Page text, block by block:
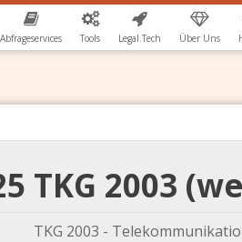
Abfrageservices Tools Legal.Tech Über Uns
TKG 2003
TKG 2003 -